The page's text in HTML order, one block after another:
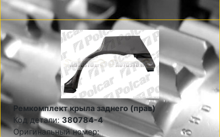
Ремкомплект крыла заднего (прав)
Код детали:380784-4
Оригинальный номер: